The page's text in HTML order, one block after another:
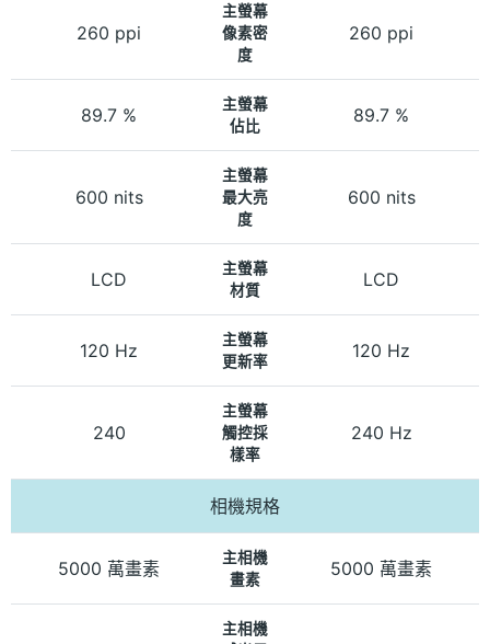
260 ppi
主螢幕
像素密
度
260 ppi
89.7 %
主螢幕
佔比
89.7 %
600 nits
主螢幕
最大亮
度
600 nits
LCD
主螢幕
材質
LCD
120 Hz
主螢幕
更新率
120 Hz
240
主螢幕
觸控採
樣率
240 Hz
相機規格
5000 萬畫素
主相機
畫素
5000 萬畫素
主相機